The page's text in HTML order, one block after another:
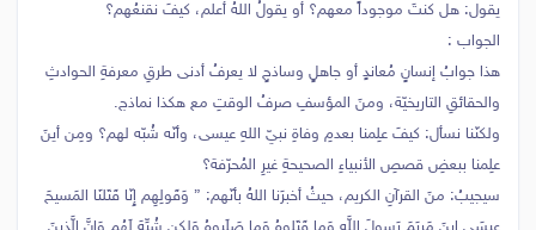
يقول: هل كنتَ موجوداً معهم؟ أو يقولُ اللهُ أعلم، كيفَ نقنعُهم؟
الجواب :
هذا جوابُ إنسانٍ مُعاندٍ أو جاهلٍ وساذجٍ لا يعرفُ أدنى طرقِ معرفةِ الحوادثِ
والحقائقِ التاريخيّة، ومنَ المؤسفِ صرفُ الوقتِ مع هكذا نماذج.
ولكنّنا نسأل: كيفَ علِمنا بعدمِ وفاةِ نبيّ اللهِ عيسى، وأنّه شُبّه لهم؟ ومِن أينَ
علِمنا ببعضِ قصصِ الأنبياءِ الصحيحةِ غيرِ المُحرّفة؟
سيجيبُ: منَ القرآنِ الكريم، حيثُ أخبرَنا اللهُ بأنّهم: { وَقَولِهِم إِنّا قَتَلنَا المَسيحَ